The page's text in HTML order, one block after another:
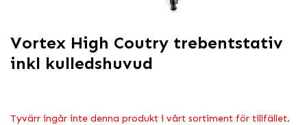
Vortex High Coutry trebentstativ
inkl kulledshuvud
Tyvärr ingår inte denna produkt i vårt sortiment för tillfället.